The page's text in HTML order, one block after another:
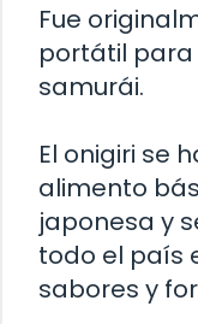
Fue
portátil para
samurái.
El onigiri se
alimento
japonesa y
todo el país
sabores y